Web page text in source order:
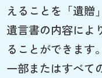
えることを「遺贈
遺言書の内容によ
ることができます。
一部またはすべて